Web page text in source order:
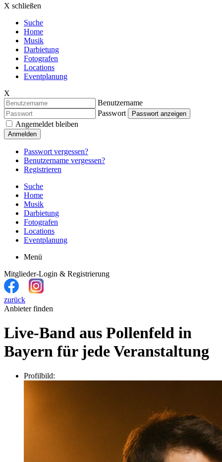
X schließen
Suche
Home
Musik
Darbietung
Fotografen
Locations
Eventplanung
X
Benutzername
Passwort
Passwort anzeigen
Angemeldet bleiben
Anmelden
Passwort vergessen?
Benutzername vergessen?
Registrieren
Suche
Home
Musik
Darbietung
Fotografen
Locations
Eventplanung
Menü
Mitglieder-Login & Registrierung
zurück
Anbieter finden
Live-Band aus Pollenfeld in
Bayern für jede Veranstaltung
Profilbild: